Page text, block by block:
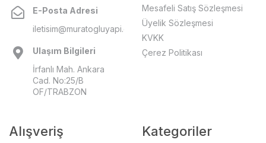
E-Posta Adresi
iletisim@muratogluyapi.com
Ulaşım Bilgileri
İrfanlı Mah. Ankara
Cad. No:25/B
OF/TRABZON
Mesafeli Satış Sözleşmesi
Üyelik Sözleşmesi
KVKK
Çerez Politikası
Alışveriş Kategoriler